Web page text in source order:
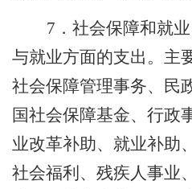
7 ．社会保障和就业
与就业方面的支出。主
社会保障管理事务、民
国社会保障基金、行政
业改革补助、就业补助
社会福利、残疾人事业